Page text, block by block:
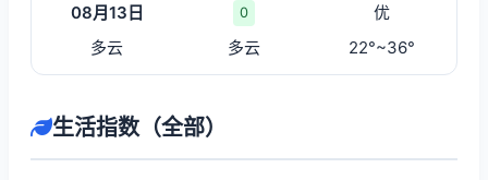
08月13日 0
优
多云
多云 22°~36°
生活指数（全部）